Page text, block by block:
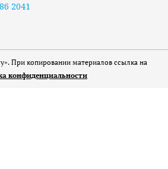
2041
При копировании материалов ссылка на
конфиденциальности